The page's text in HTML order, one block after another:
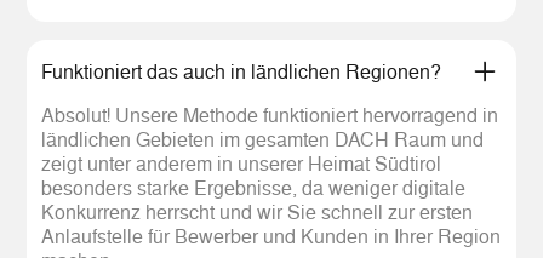
Funktioniert das auch in ländlichen Regionen?
Absolut! Unsere Methode funktioniert hervorragend in
ländlichen Gebieten im gesamten DACH Raum und
zeigt unter anderem in unserer Heimat Südtirol
besonders starke Ergebnisse, da weniger digitale
Konkurrenz herrscht und wir Sie schnell zur ersten
Anlaufstelle für Bewerber und Kunden in Ihrer Region